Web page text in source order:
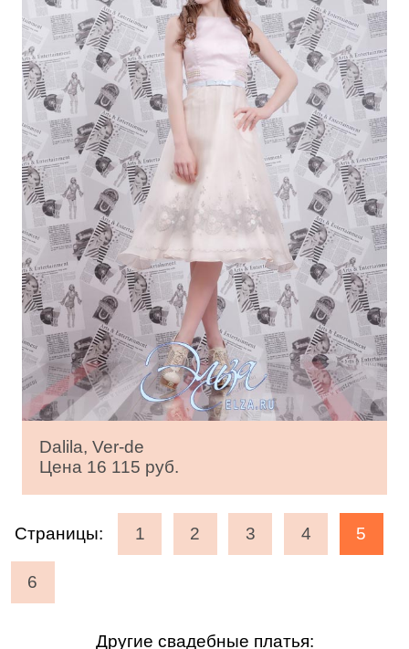
Dalila, Ver-de
Цена 16 115 руб.
Страницы: 1 2 3 4 5
6
Другие свадебные платья: